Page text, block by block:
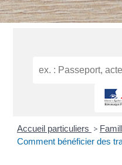
Accueil particuliers >
Comment bénéficier des